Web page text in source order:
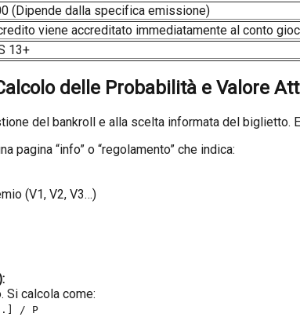
(Dipende dalla specifica emissione)
viene accreditato immediatamente al conto
13+
delle Probabilità e Valore
del bankroll e alla scelta informata del biglietto.
pagina “info” o “regolamento” che indica:
(V1, V2, V3…)
Si calcola come:
...] / P